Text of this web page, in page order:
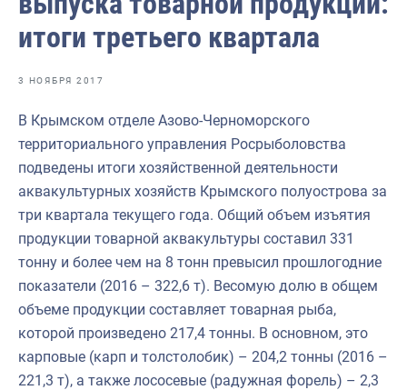
Отраслевые СМИ
Выставки и конференции
Научно-практическая литература
Рыбоохрана России
Отрасль в цифрах
Большая африканская экспедиция
Укрепление духовно-нравственных ценностей
События в России и мире
итоги третьего квартала
3 НОЯБРЯ 2017
В Крымском отделе Азово-Черноморского
территориального управления Росрыболовства
подведены итоги хозяйственной деятельности
аквакультурных хозяйств Крымского полуострова за
три квартала текущего года. Общий объем изъятия
продукции товарной аквакультуры составил 331
тонну и более чем на 8 тонн превысил прошлогодние
показатели (2016 – 322,6 т). Весомую долю в общем
объеме продукции составляет товарная рыба,
которой произведено 217,4 тонны. В основном, это
карповые (карп и толстолобик) – 204,2 тонны (2016 –
221,3 т), а также лососевые (радужная форель) – 2,3